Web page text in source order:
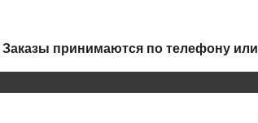
Заказы принимаются по телефону или